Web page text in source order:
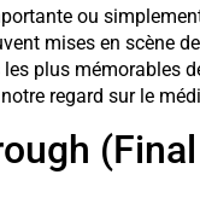
ou
mises en scène
plus mémorables
regard sur le